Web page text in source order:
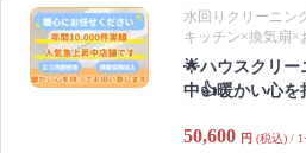
水回りクリーニン
キッチン×換気扇×
🌟ハウスクリー
中👍暖かい心を
50,600 円 (税込) / 1